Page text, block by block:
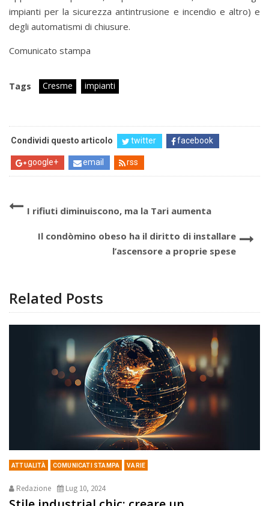
impianti per la sicurezza antintrusione e incendio e altro) e
degli automatismi di chiusure.
Comunicato stampa
Tags Cresme impianti
Condividi questo articolo twitter facebook
google+ email rss
I rifiuti diminuiscono, ma la Tari aumenta
Il condòmino obeso ha il diritto di installare
l’ascensore a proprie spese
Related Posts
ATTUALITÀ COMUNICATI STAMPA VARIE
Redazione Lug 10, 2024